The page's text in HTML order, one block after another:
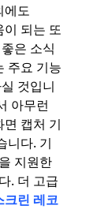
에도
되는 또
은 소식
주요 기능
것입니
아무런
캡처 기
니다. 기
지원한
. 더 고급
린 레코